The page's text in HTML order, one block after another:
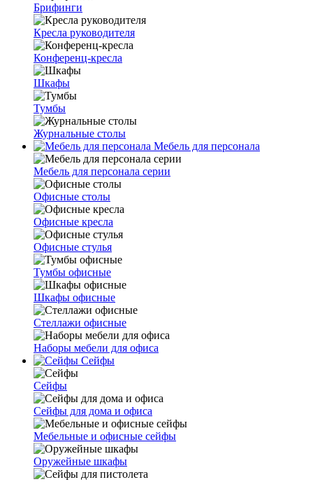
Брифинги
Кресла руководителя
Конференц-кресла
Шкафы
Тумбы
Журнальные столы
Мебель для персонала
Мебель для персонала серии
Офисные столы
Офисные кресла
Офисные стулья
Тумбы офисные
Шкафы офисные
Стеллажи офисные
Наборы мебели для офиса
Сейфы
Сейфы
Сейфы для дома и офиса
Мебельные и офисные сейфы
Оружейные шкафы